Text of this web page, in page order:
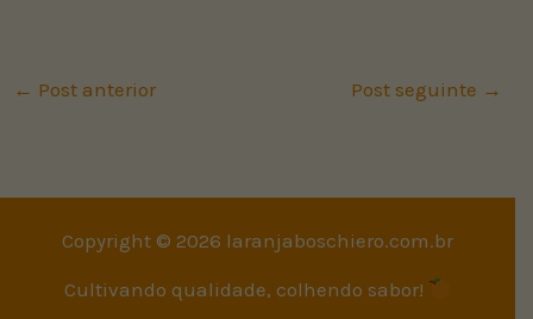
← Post anterior Post seguinte →
Copyright © 2026 laranjaboschiero.com.br
Cultivando qualidade, colhendo sabor!